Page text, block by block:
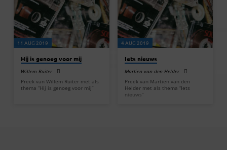
11 AUG 2019
Hij is genoeg voor mij
Willem Ruiter
Preek van Willem Ruiter met als
thema “Hij is genoeg voor mij”
4 AUG 2019
Iets nieuws
Martien van den Helder
Preek van Martien van den
Helder met als thema “Iets
nieuws”